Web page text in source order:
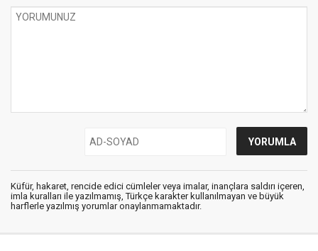
Küfür, hakaret, rencide edici cümleler veya imalar, inançlara saldırı içeren,
imla kuralları ile yazılmamış, Türkçe karakter kullanılmayan ve büyük
harflerle yazılmış yorumlar onaylanmamaktadır.